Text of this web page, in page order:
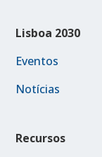
Lisboa 2030
Eventos
Notícias
Recursos